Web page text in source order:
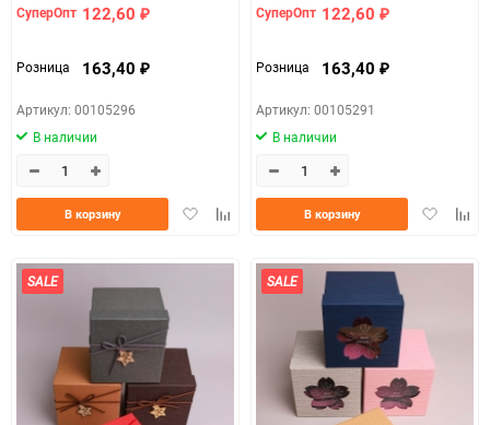
СуперОпт 122,60 ₽
Розница 163,40 ₽
Артикул: 00105296
В наличии
ДобавитьДобавить
В корзину
СуперОпт 122,60 ₽
Розница 163,40 ₽
Артикул: 00105291
В наличии
Добавить
В корзину
SALE SALE